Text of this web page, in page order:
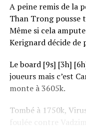
A peine remis de la
Than Trong pousse
Même si cela
Kerignard décide de
Le board [9s] [3h]
joueurs mais c’est
monte à 3605k.
Tombé à 1750k,
foulée contre